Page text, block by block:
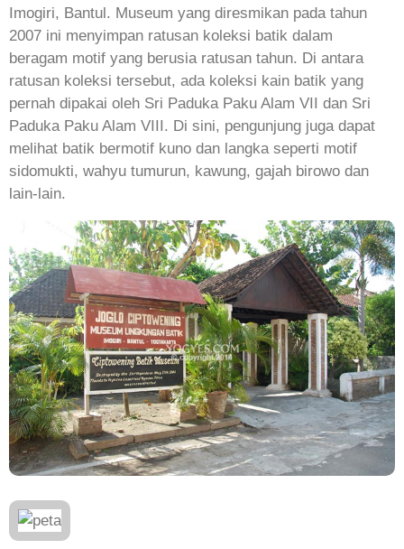
Imogiri, Bantul. Museum yang diresmikan pada tahun
2007 ini menyimpan ratusan koleksi batik dalam
beragam motif yang berusia ratusan tahun. Di antara
ratusan koleksi tersebut, ada koleksi kain batik yang
pernah dipakai oleh Sri Paduka Paku Alam VII dan Sri
Paduka Paku Alam VIII. Di sini, pengunjung juga dapat
melihat batik bermotif kuno dan langka seperti motif
sidomukti, wahyu tumurun, kawung, gajah birowo dan
lain-lain.